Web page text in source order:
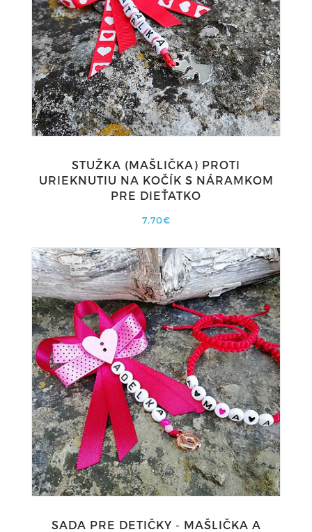
STUŽKA (MAŠLIČKA) PROTI
URIEKNUTIU NA KOČÍK S NÁRAMKOM
PRE DIEŤATKO
7,70€
SADA PRE DETIČKY - MAŠLIČKA A